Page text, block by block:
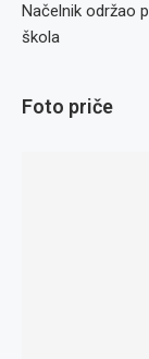
Načelnik održao
škola
Foto priče